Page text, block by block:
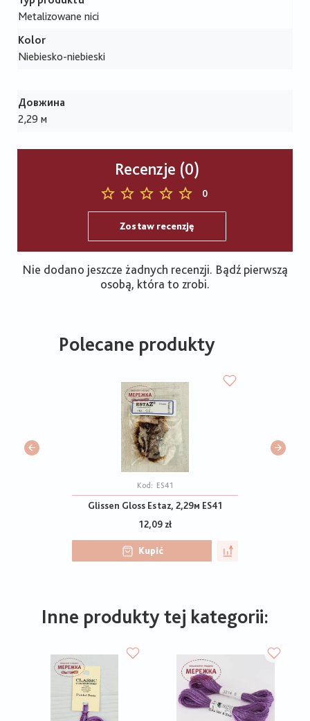
Metalizowane nici
Kolor
Niebiesko-niebieski
Довжина
2,29 м
Recenzje (0)
0
Zostaw recenzję
Nie dodano jeszcze żadnych recenzji. Bądź pierwszą
osobą, która to zrobi.
Polecane produkty
Kod: ES41
Glissen Gloss Estaz, 2,29м ES41
12,09 zł
Kupić
Inne produkty tej kategorii: